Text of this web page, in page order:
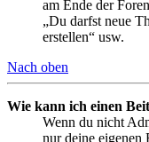
am Ende der
„Du darfst neue
erstellen“ usw.
Nach oben
Wie kann ich einen
Wenn du nicht
nur deine eigenen